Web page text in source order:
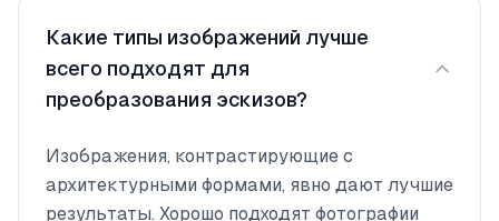
Какие типы изображений лучше
всего подходят для
преобразования эскизов?
Изображения, контрастирующие с
архитектурными формами, явно дают лучшие
результаты. Хорошо подходят фотографии